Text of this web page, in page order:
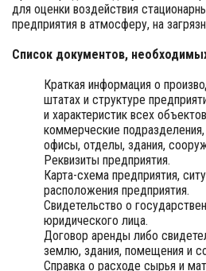
для оценки воздействия
предприятия в атмосферу, на
Список документов,
Краткая информация о
штатах и структуре
и характеристик всех
коммерческие
офисы, отделы, здания,
Реквизиты предприятия.
Карта-схема предприятия,
расположения предприятия.
Свидетельство о
юридического лица.
Договор аренды либо
землю, здания, помещения и
Справка о расходе сырья и